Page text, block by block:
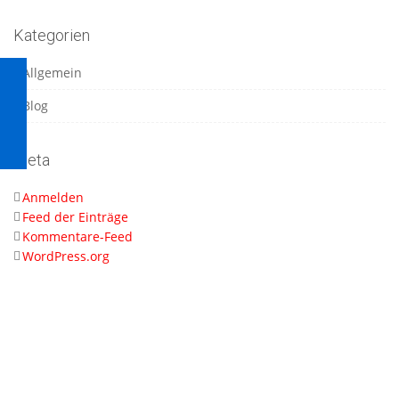
Kategorien
Allgemein
Blog
Meta
Anmelden
Feed der Einträge
Kommentare-Feed
WordPress.org